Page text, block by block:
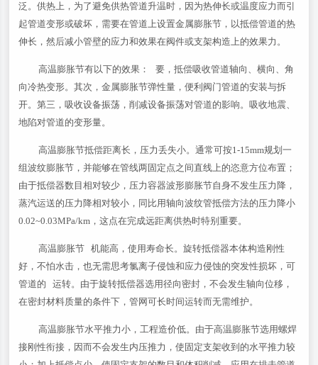
泛。供热上，为了避免供热管道升温时，因为热伸长或温度应力而引
起管道变形或破坏，需要在管道上设置金属膨胀节，以抵偿管道的热
伸长，然后减小管壁的应力和效果在阀件或支架构造上的效果力。
高温膨胀节有以下的效果： 要，抵偿吸收管道轴向、横向、角
向冷热变形。其次，金属膨胀节弹性量，便利阀门管道的安装与拆
开。第三，吸收设备振荡，削减设备振荡对管道的影响。吸收地震、
地陷对管道的变形量。
高温膨胀节抵偿距离长，压力丢失小。通常可按1-15mm规划一
组波纹膨胀节，并能够在管线两固定点之间直线上的恣意方位布置；
由于抵偿器数目相对较少，压力容器波形膨胀节自身不发生压力降，
蒸汽运送的压力降相对较小，同比用轴向波纹管抵偿方法的压力降小
0.02~0.03MPa/km，这点在完成远距离供热时特别重要。
高温膨胀节 机能高，使用寿命长。旋转抵偿器本体构造刚性
好，不怕水击，也无需思考氯离子侵蚀和应力侵蚀的突发性损坏，可
管道的 运转。由于旋转抵偿器选用径向密封，不会发生轴向位移，
在密封材料质量的条件下，管网可长时间运转而无需维护。
高温膨胀节水平推力小，工程造价低。由于高温膨胀节选用螺焊
接刚性衔接，因而不会发生内压推力，使固定支架收到的水平推力较